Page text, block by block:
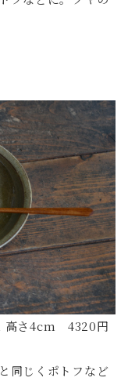
高さ4cm 4320円
同じくポトフなど